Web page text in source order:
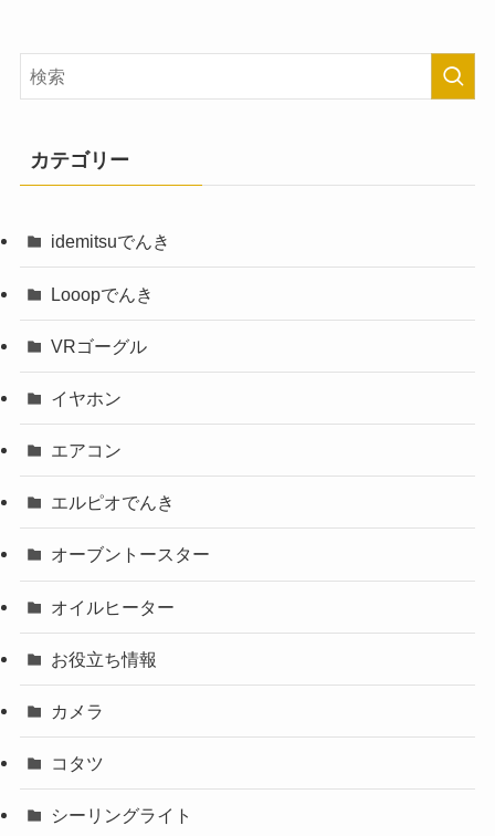
カテゴリー
idemitsuでんき
Looopでんき
VRゴーグル
イヤホン
エアコン
エルピオでんき
オーブントースター
オイルヒーター
お役立ち情報
カメラ
コタツ
シーリングライト